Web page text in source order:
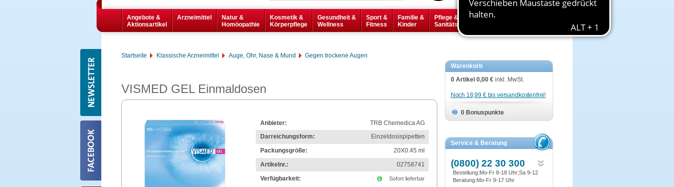
Angebote &
Aktionsartikel
Arzneimittel
Natur &
Homöopathie
Kosmetik &
Körperpflege
Gesundheit &
Wellness
Sport &
Fitness
Familie &
Kinder
Pflege &
Sanitätsbedarf
Diabetes
Startseite Klassische Arzneimittel Auge, Ohr, Nase & Mund Gegen trockene Augen
VISMED GEL Einmaldosen
Anbieter:
TRB Chemedica AG
Darreichungsform:
Einzeldosispipetten
Packungsgröße:
20X0.45 ml
Artikelnr.:
02758741
Verfügbarkeit:
Sofort lieferbar
Warenkorb
0 Artikel 0,00 € inkl. MwSt.
Noch 18,99 € bis versandkostenfrei!
0 Bonuspunkte
Service & Beratung
(0800) 22 30 300
Bestellung:Mo-Fr 8-18 Uhr;Sa 9-12
Beratung:Mo-Fr 9-17 Uhr